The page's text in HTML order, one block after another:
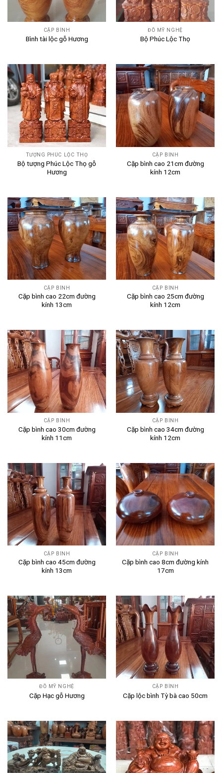
CẶP BÌNH
Bình tài lộc gỗ Hương
ĐỒ MỸ NGHỆ
Bộ Phúc Lộc Thọ
TƯỢNG PHÚC LỘC THỌ
Bộ tượng Phúc Lộc Thọ gỗ
Hương
CẶP BÌNH
Cặp bình cao 21cm đường
kính 12cm
CẶP BÌNH
Cặp bình cao 22cm đường
kính 13cm
CẶP BÌNH
Cặp bình cao 25cm đường
kính 12cm
CẶP BÌNH
Cặp bình cao 30cm đường
kính 11cm
CẶP BÌNH
Cặp bình cao 34cm đường
kính 12cm
CẶP BÌNH
Cặp bình cao 45cm đường
kính 13cm
CẶP BÌNH
Cặp bình cao 8cm đường kính
17cm
ĐỒ MỸ NGHỆ
Cặp Hạc gỗ Hương
CẶP BÌNH
Cặp lộc bình Tỳ bà cao 50cm